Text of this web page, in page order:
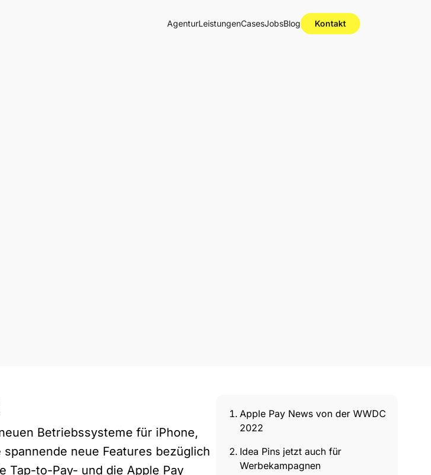
AgenturLeistungenCasesJobsBlog Kontakt
Betriebssysteme für iPhone,
neue Features bezüglich
Tap-to-Pay- und die Apple Pay
Apple Pay News von der WWDC
2022
Idea Pins jetzt auch für
Werbekampagnen